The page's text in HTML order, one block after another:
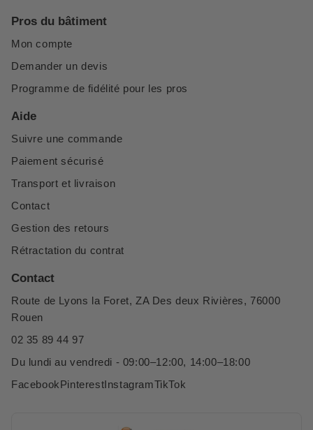
Pros du bâtiment
Mon compte
Demander un devis
Programme de fidélité pour les pros
Aide
Suivre une commande
Paiement sécurisé
Transport et livraison
Contact
Gestion des retours
Rétractation du contrat
Contact
Route de Lyons la Foret, ZA Des deux Rivières, 76000
Rouen
02 35 89 44 97
Du lundi au vendredi - 09:00–12:00, 14:00–18:00
FacebookPinterestInstagramTikTok